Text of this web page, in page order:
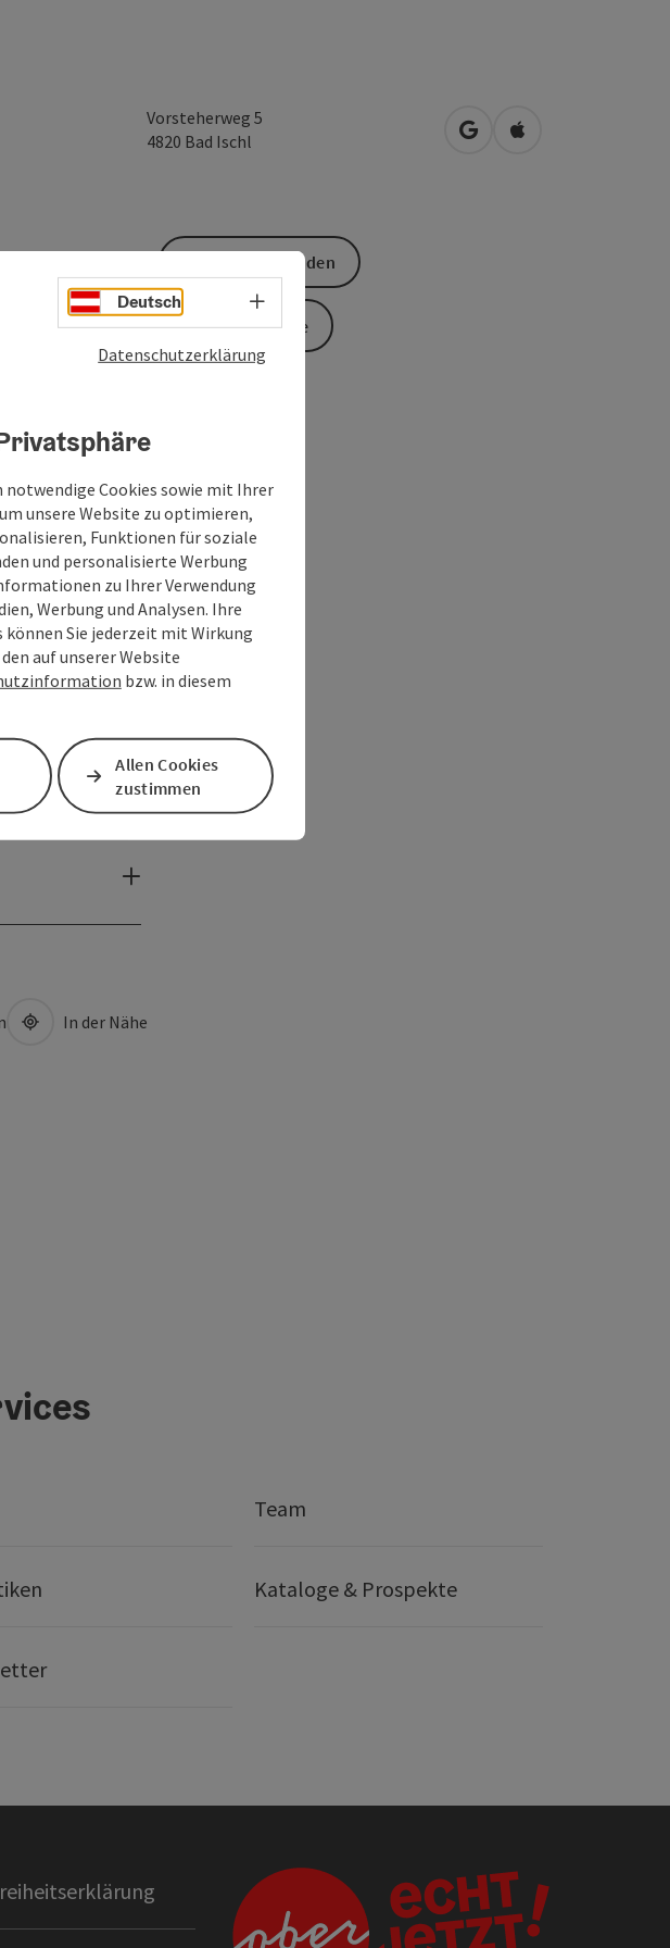
Vorsteherweg 5
4820 Bad Ischl in Google Maps öffnen
in Apple Maps
Anfrage senden
Zur Website
In der Nähe
Team
Kataloge & Prospekte
Deutsch Sprachwahl - Menü öffnen
Datenschutzerklärung
notwendige Cookies sowie mit Ihrer
unsere Website zu optimieren,
Funktionen für soziale
und personalisierte Werbung
zu Ihrer Verwendung
Werbung und Analysen. Ihre
Sie jederzeit mit Wirkung
auf unserer Website
bzw. in diesem
Allen Cookies
zustimmen